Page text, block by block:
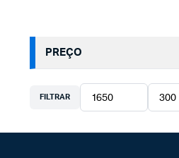
PREÇO
FILTRAR